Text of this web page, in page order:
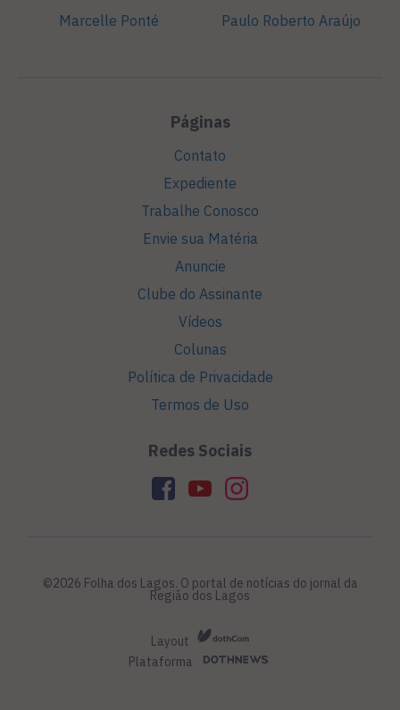
Marcelle Ponté
Paulo Roberto Araújo
Páginas
Contato
Expediente
Trabalhe Conosco
Envie sua Matéria
Anuncie
Clube do Assinante
Vídeos
Colunas
Política de Privacidade
Termos de Uso
Redes Sociais
©2026 Folha dos Lagos. O portal de notícias do jornal da
Região dos Lagos
Layout
Plataforma